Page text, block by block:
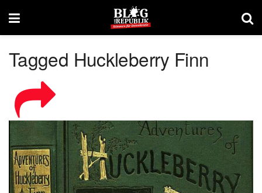
Tagged Huckleberry Finn